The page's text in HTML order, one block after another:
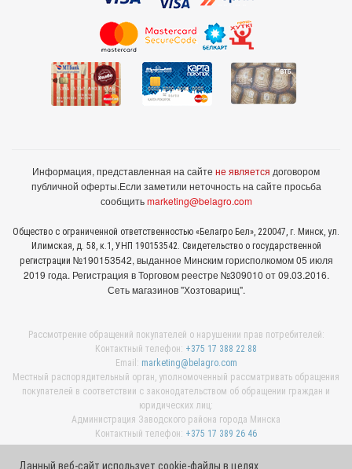
Информация, представленная на сайте не является договором
публичной оферты.Если заметили неточность на сайте просьба
сообщитьmarketing@belagro.com
Общество с ограниченной ответственностью «Белагро Бел», 220047, г. Минск, ул.
Илимская, д. 58, к.1, УНП 190153542. Свидетельство о государственной
регистрации №190153542, выданное Минcким горисполкомом 05 июля
2019 года. Регистрация в Торговом реестре №309010 от 09.03.2016.
Сеть магазинов "Хозтоварищ".
Рассмотрение обращений покупателей о нарушении прав потребителей:
Контактный телефон: +375 17 388 22 88
Email: marketing@belagro.com
Местный распорядительный орган, уполномоченный рассматривать обращения
покупателей в соответствии с законодательством об обращении граждан и
юридических лиц:
Администрация Заводского района города Минска
Контактный телефон: +375 17 389 26 46
Данный веб-сайт использует cookie-файлы в целях